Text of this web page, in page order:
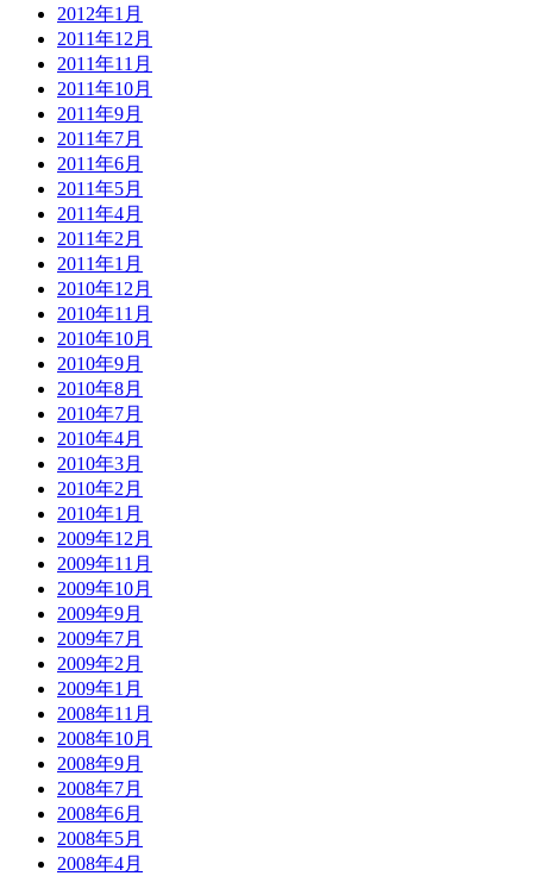
2012年1月
2011年12月
2011年11月
2011年10月
2011年9月
2011年7月
2011年6月
2011年5月
2011年4月
2011年2月
2011年1月
2010年12月
2010年11月
2010年10月
2010年9月
2010年8月
2010年7月
2010年4月
2010年3月
2010年2月
2010年1月
2009年12月
2009年11月
2009年10月
2009年9月
2009年7月
2009年2月
2009年1月
2008年11月
2008年10月
2008年9月
2008年7月
2008年6月
2008年5月
2008年4月